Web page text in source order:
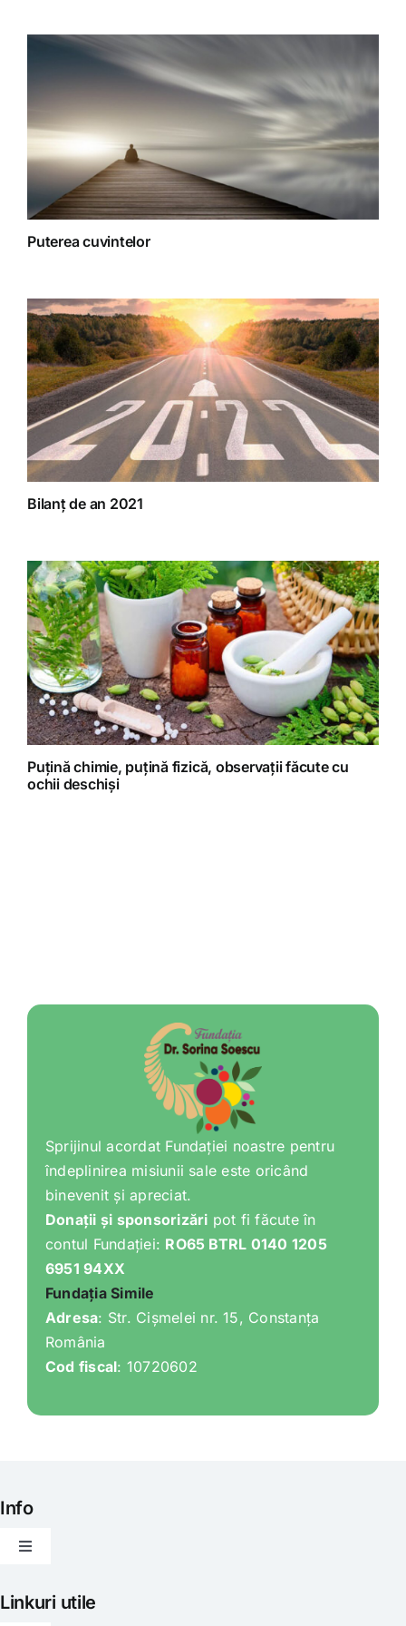
Puterea cuvintelor
Bilanț de an 2021
Puțină chimie, puțină fizică, observații făcute cu
ochii deschiși
Sprijinul acordat Fundației noastre pentru
îndeplinirea misiunii sale este oricând
binevenit și apreciat.
Donații și sponsorizări pot fi făcute în
contul Fundației: RO65 BTRL 0140 1205
6951 94XX
Fundația Simile
Adresa: Str. Cișmelei nr. 15, Constanța
România
Cod fiscal: 10720602
Info
Toggle
Articole
Linkuri utile